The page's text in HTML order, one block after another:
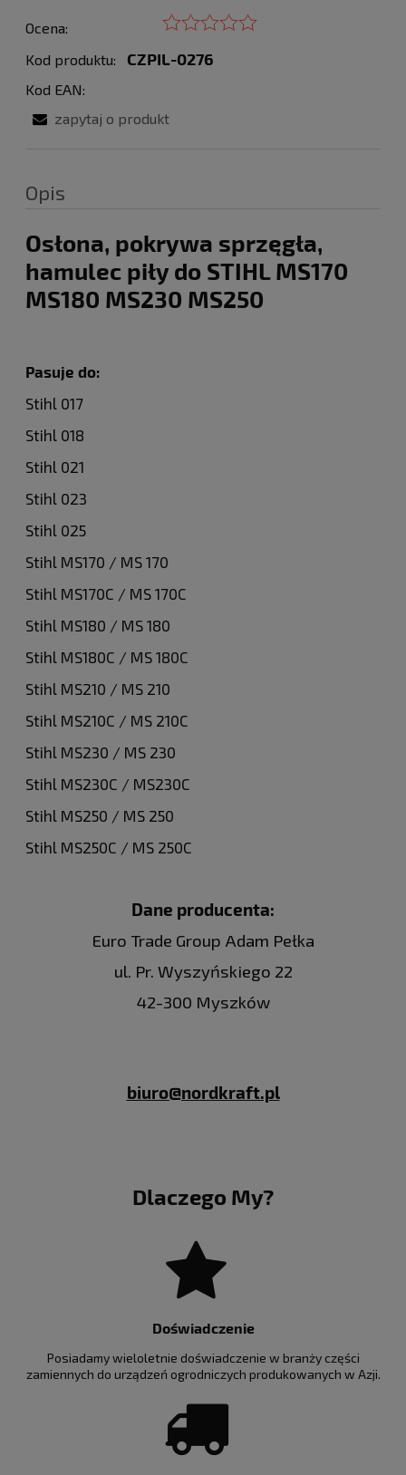
Ocena:
Kod produktu:
CZPIL-0276
Kod EAN:
zapytaj o produkt
Opis
Osłona, pokrywa sprzęgła,
hamulec piły do STIHL MS170
MS180 MS230 MS250
Pasuje do:
Stihl 017
Stihl 018
Stihl 021
Stihl 023
Stihl 025
Stihl MS170 / MS 170
Stihl MS170C / MS 170C
Stihl MS180 / MS 180
Stihl MS180C / MS 180C
Stihl MS210 / MS 210
Stihl MS210C / MS 210C
Stihl MS230 / MS 230
Stihl MS230C / MS230C
Stihl MS250 / MS 250
Stihl MS250C / MS 250C
Dane producenta:
Euro Trade Group Adam Pełka
ul. Pr. Wyszyńskiego 22
42-300 Myszków
biuro@nordkraft.pl
Dlaczego My?
Doświadczenie
Posiadamy wieloletnie doświadczenie w branży części
zamiennych do urządzeń ogrodniczych produkowanych w Azji.